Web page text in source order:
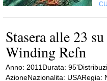
Stasera alle 23
Winding Refn
Anno: 2011Durata:
AzioneNazionalita: USARegia: